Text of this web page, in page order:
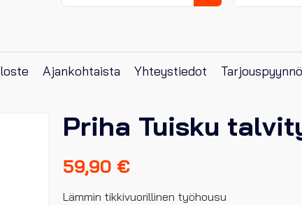
Ajankohtaista Yhteystiedot
Priha Tuisku
59,90 €
Lämmin tikkivuorillinen työhousu